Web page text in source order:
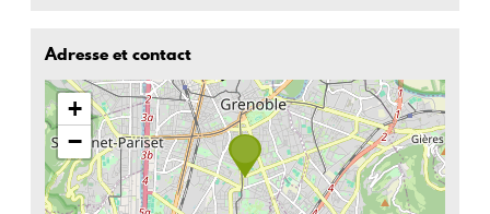
Adresse et contact
+
−